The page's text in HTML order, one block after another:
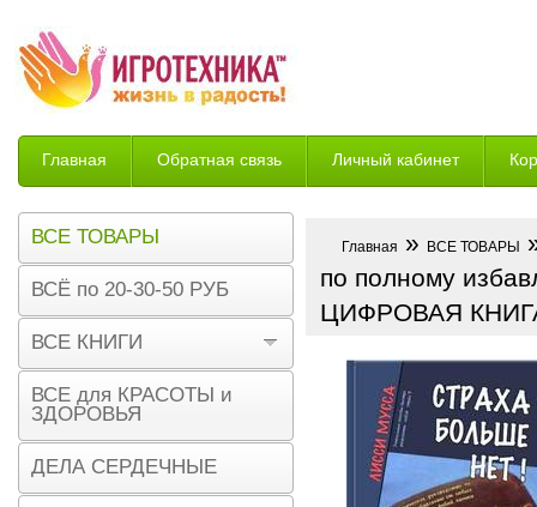
Главная Обратная связь Личный кабинет
Возврат
Главная » ВСЕ ТОВАРЫ
по полному
ЦИФРОВАЯ
ВСЕ ТОВАРЫ
ВСЁ по 20-30-50 РУБ
ВСЕ КНИГИ
ВСЕ для КРАСОТЫ и
ЗДОРОВЬЯ
ДЕЛА СЕРДЕЧНЫЕ